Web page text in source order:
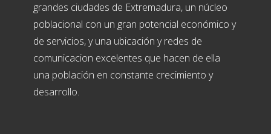
grandes ciudades de Extremadura, un núcleo
poblacional con un gran potencial económico y
de servicios, y una ubicación y redes de
comunicacion excelentes que hacen de ella
una población en constante crecimiento y
desarrollo.